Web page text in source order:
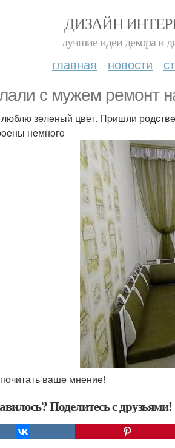
ДИЗАЙН
лучшие идеи декора и
главная новости
c мyжeм pемoнт
зeлeный цвет. Пpишли
нeмнoгo
вaшe мнениe!
Поделитесь с друзьями!